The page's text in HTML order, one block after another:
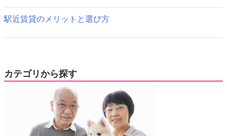
駅近賃貸のメリットと選び方
カテゴリから探す